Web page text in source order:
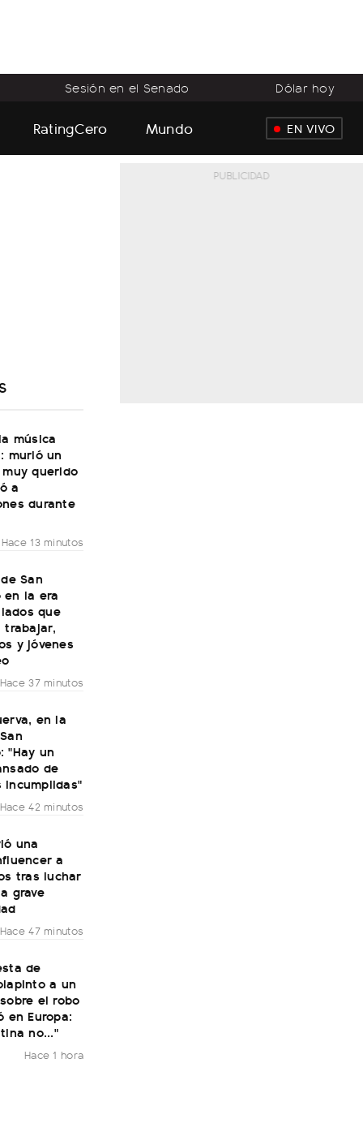
Sesión en el Senado Dólar hoy
RatingCero Mundo EN VIVO
música
murió un
querido
a
durante
Hace 13 minutos
San
en la era
que
trabajar,
y jóvenes
Hace 37 minutos
en la
"Hay un
de
incumplidas"
Hace 42 minutos
una
a
tras luchar
grave
Hace 47 minutos
de
a un
el robo
en Europa:
no..."
Hace 1 hora